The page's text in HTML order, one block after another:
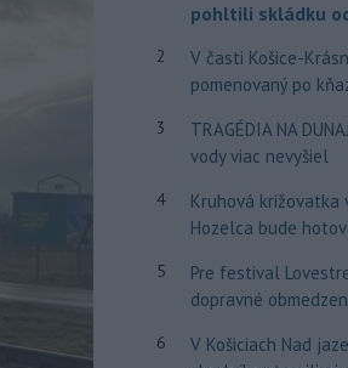
pohltili skládku
2
V časti Košice-
pomenovaný po
3
TRAGÉDIA NA
vody viac nevyšiel
4
Kruhová križovatka
Hozelca bude
5
Pre festival
dopravné
6
V Košiciach Nad